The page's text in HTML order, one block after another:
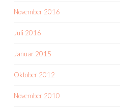
November 2016
Juli 2016
Januar 2015
Oktober 2012
November 2010